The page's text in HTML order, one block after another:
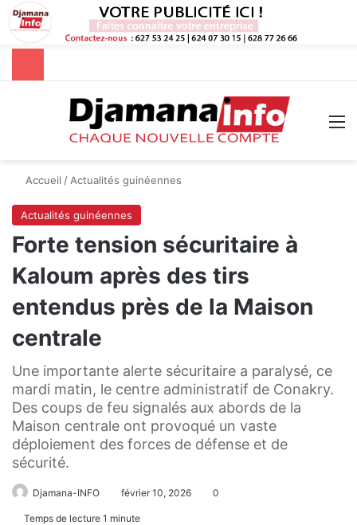
Rechercher
Accueil / Actualités guinéennes
Actualités guinéennes
Forte tension sécuritaire à
Kaloum après des tirs
entendus près de la Maison
centrale
Une importante alerte sécuritaire a paralysé, ce
mardi matin, le centre administratif de Conakry.
Des coups de feu signalés aux abords de la
Maison centrale ont provoqué un vaste
déploiement des forces de défense et de
sécurité.
Djamana-INFO février 10, 2026 0
Temps de lecture 1 minute